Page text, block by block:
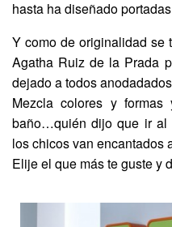
hasta ha diseñado
Y como de originalidad se
Agatha Ruiz de la Prada
dejado a todos
Mezcla colores y
baño…quién dijo que ir al
los chicos van encantados
Elije el que más te guste y